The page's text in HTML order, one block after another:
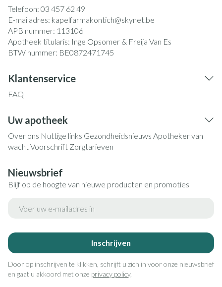
Telefoon: 03 457 62 49
E-mailadres: kapelfarmakontich@skynet.be
APB nummer: 113106
Apotheek titularis: Inge Opsomer & Freija Van Es
BTW nummer: BE0872471745
Klantenservice
FAQ
Uw apotheek
Over ons Nuttige links Gezondheidsnieuws Apotheker van
wachtVoorschrift Zorgtarieven
Nieuwsbrief
Blijf op de hoogte van nieuwe producten en promoties
Inschrijven
Door op inschrijven te klikken, schrijft u zich in voor onze nieuwsbrief
en gaat u akkoord met onze privacy policy.